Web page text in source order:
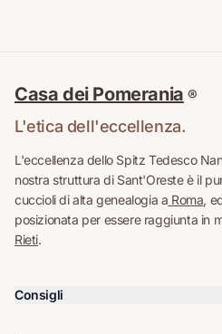
Casa dei Pomerania ®
L'etica dell'eccellenza.
L'eccellenza dello Spitz Tedesco
nostra struttura di Sant'Oreste è il
cuccioli di alta genealogia a Roma,
posizionata per essere raggiunta in
Rieti.
Consigli